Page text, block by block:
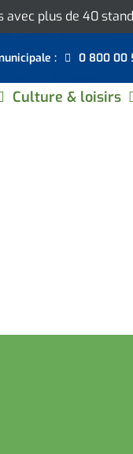
avec plus de 40
: 0 800 00
Culture & loisirs